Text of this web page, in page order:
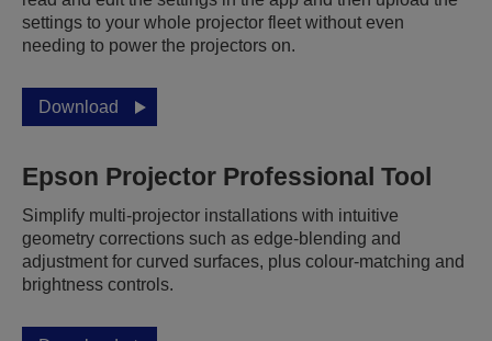
settings to your whole projector fleet without even
needing to power the projectors on.
Download
Epson Projector Professional Tool
Simplify multi-projector installations with intuitive
geometry corrections such as edge-blending and
adjustment for curved surfaces, plus colour-matching and
brightness controls.